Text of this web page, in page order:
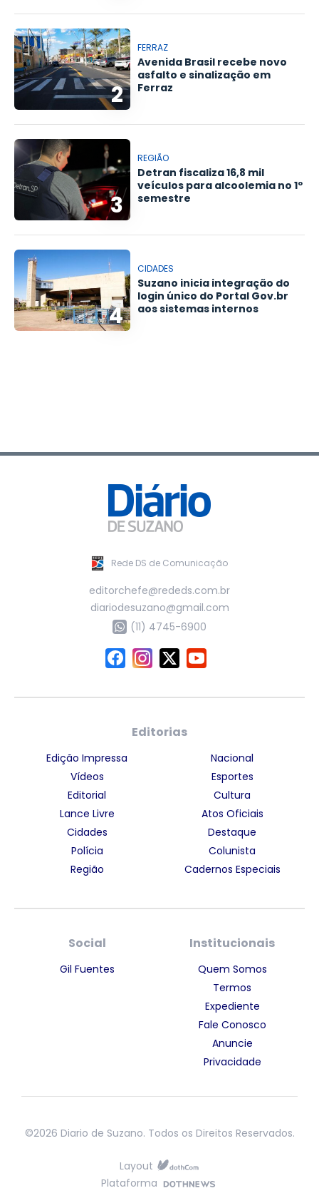
2
FERRAZ
Avenida Brasil recebe novo
asfalto e sinalização em
Ferraz
3
REGIÃO
Detran fiscaliza 16,8 mil
veículos para alcoolemia no 1º
semestre
4
CIDADES
Suzano inicia integração do
login único do Portal Gov.br
aos sistemas internos
Rede DS de Comunicação
editorchefe@rededs.com.br
diariodesuzano@gmail.com
(11) 4745-6900
Editorias
Edição Impressa
Vídeos
Editorial
Lance Livre
Cidades
Polícia
Região
Nacional
Esportes
Cultura
Atos Oficiais
Destaque
Colunista
Cadernos Especiais
Social
Gil Fuentes
Institucionais
Quem Somos
Termos
Expediente
Fale Conosco
Anuncie
Privacidade
©2026 Diario de Suzano. Todos os Direitos Reservados.
Layout
Plataforma